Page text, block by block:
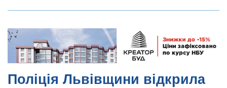
Поліція Львівщини відкрила